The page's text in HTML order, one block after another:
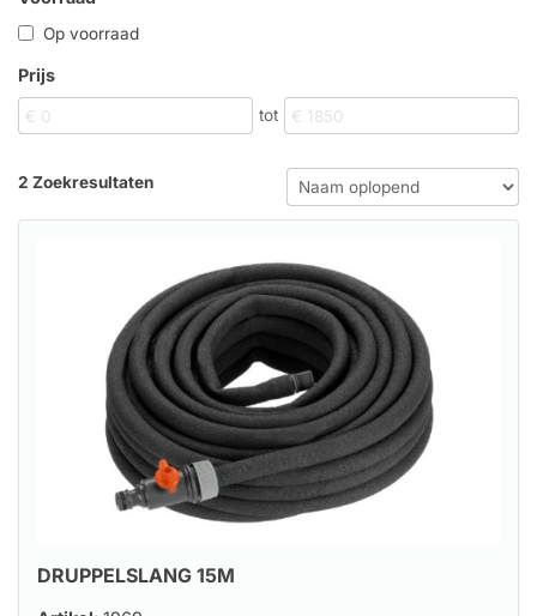
Op voorraad
Prijs
tot
2 Zoekresultaten
DRUPPELSLANG 15M